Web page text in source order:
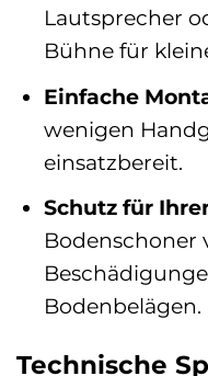
Lautsprecher
Bühne für
Einfache
wenigen
einsatzbereit.
Schutz für
Bodenschoner
Bodenbelägen.
Technische